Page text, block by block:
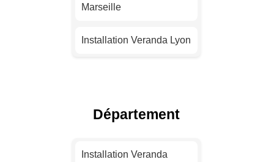
Marseille
Installation Veranda Lyon
Installation Veranda Nice
Installation Veranda
Département
Installation Veranda